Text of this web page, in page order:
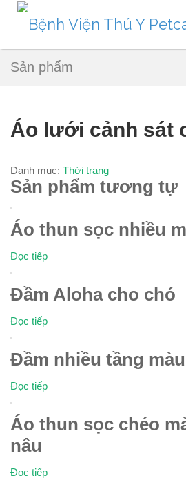
Sản phẩm
Áo lưới cảnh sát
Danh mục: Thời trang
Sản phẩm tương tự
Áo thun sọc nhiều
Đọc tiếp
Đầm Aloha cho chó
Đọc tiếp
Đầm nhiều tầng
Đọc tiếp
Áo thun sọc chéo
nâu
Đọc tiếp